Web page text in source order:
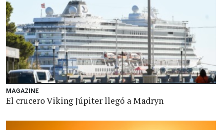
MAGAZINE
El crucero Viking Júpiter llegó a Madryn